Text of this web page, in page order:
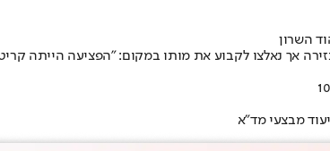
אך נאלצו לקבוע את מותו במקום: "הפציעה הייתה
מבצעי מד"א